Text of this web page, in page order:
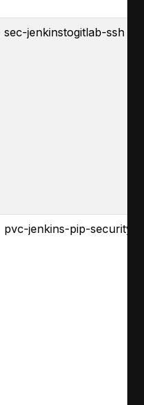
sec-jenkinstogitlab-ssh
pvc-jenkins-pip-security-